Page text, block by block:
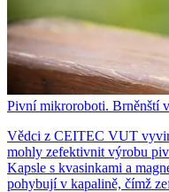
Pivní mikroroboti. Brněnští
Vědci z CEITEC VUT
mohly zefektivnit výrobu
Kapsle s kvasinkami a
pohybují v kapalině, čímž